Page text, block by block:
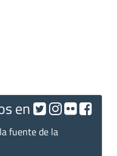
en
fuente de la